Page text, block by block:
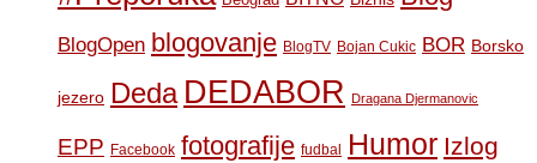
BlogOpen blogovanje BlogTV Bojan Cukic BOR Borsko
jezero Deda DEDABOR Dragana Djermanovic
EPP Facebook fotografije fudbal Humor Izlog